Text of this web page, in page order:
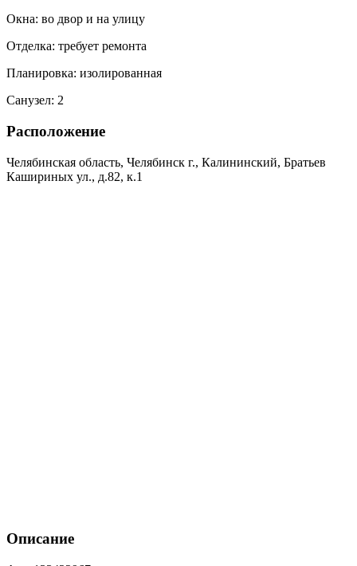
Окна: во двор и на улицу
Отделка: требует ремонта
Планировка: изолированная
Санузел: 2
Расположение
Челябинская область, Челябинск г., Калининский, Братьев
Кашириных ул., д.82, к.1
Описание